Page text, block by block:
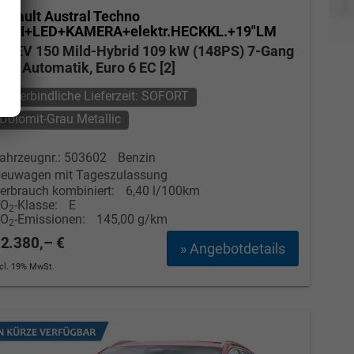
Renault Austral Techno
NAVI+LED+KAMERA+elektr.HECKKL.+19"LM
mHEV 150 Mild-Hybrid 109 kW (148PS) 7-Gang
CVT Automatik, Euro 6 EC [2]
unverbindliche Lieferzeit: SOFORT
Dolomit-Grau Metallic
503602
Benzin
mit Tageszulassung
kombiniert:
6,40 l/100km
2-Klasse:
E
2-Emissionen: 145,00 g/km
» Angebotdetails
€
19% MwSt.
Elvedin Calakovic